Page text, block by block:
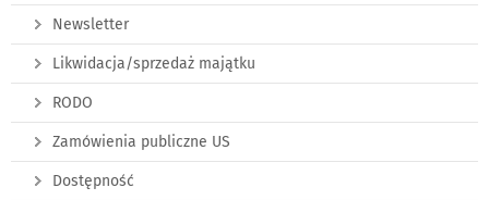
Newsletter
Likwidacja/sprzedaż majątku
RODO
Zamówienia publiczne US
Dostępność